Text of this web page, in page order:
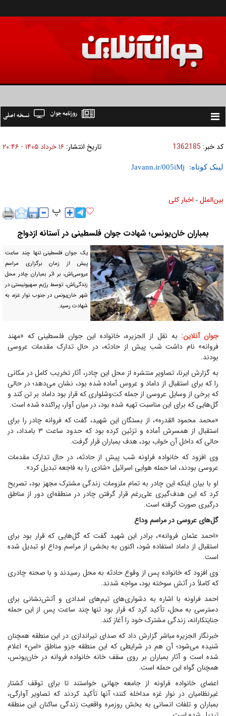
Toggle
نسخه اصلی روزنامه جوان
کد خبر: 1362185 تاریخ انتشار: ۱۶ خرداد ۱۴۰۵ - ۲۰:۴۶
لینک کوتاه:
بين‌الملل » اخبار كلی
بمباران خان‌یونس؛ شهادت جوان فلسطینی در آستانه ازدواج
یک جوان فلسطینی تنها چند ساعت
پیش از زمان برگزاری مراسم
عروسی‌اش، بر اثر بمباران چادر محل
زندگی‌اش، توسط رژیم صهیونیستی در
شهر خان‌یونس در جنوب نوار غزه، به
شهادت رسید.
جوان آنلاین: به نقل از الجزیره، خانواده این جوان فلسطینی که «مهند
فروانه» نام داشت شب پیش از حادثه، در حال تدارک مقدمات عروسی
بودند.
به گزارش ایرنا، تصاویر منتشره از محل این چادر، آثار تخریب کامل در مکانی
را که برای استقبال از داماد و عروس آماده شده بود، نشان می‌دهد؛ در حالی
که برخی از وسایل عروسی از جمله کت‌وشلواری که قرار بود داماد بر تن کند و
گل‌هایی که برای این مناسبت تهیه شده بود، در میان آوار، پراکنده شده است.
«محمد محمود القدره»، از بستگان این شهید، گفت که فروانه چادر را برای
استقبال از همسرش آماده و تزئین کرده بود که حدود ساعت ۳ بامداد، در
حالی که داخل آن خواب بود، هدف بمباران قرار گرفت.
وی افزود که خانواده فراونه شب پیش از حادثه، در حال تدارک مقدمات
عروسی بودند، اما حمله هوایی اسرائیل «شادی را به فاجعه تبدیل کرد».
او با بیان اینکه این چادر به تمام ملزومات زندگی مشترک مجهز بود، تصریح
کرد که این هدف‌گیری علی‌رغم قرار گرفتن چادر در منطقه‌ای دور از مناطق
درگیری صورت گرفته است.
گل‌های عروسی در مراسم وداع
«احمد عثمان فروانه»، برادر این شهید گفت که گل‌هایی که قرار بود برای
استقبال از داماد استفاده شود، اکنون به بخشی از مراسم وداع او تبدیل شده
است.
وی افزود که خانواده پس از وقوع حادثه به محل رسیدند و با صحنه چادری
که کاملاً در آتش سوخته بود، مواجه شدند.
احمد فراونه با اشاره به دشواری‌های تیم‌های امدادی و آتش‌نشانی برای
دسترسی به محل، تأکید کرد که قرار بود تنها چند ساعت پس از این حمله
جنایتکارانه، زندگی مشترک خود را آغاز کند.
خبرنگار الجزیره مباشر گزارش داد که صدای تیراندازی در این منطقه همچنان
شنیده می‌شود؛ آن هم در شرایطی که این منطقه جزو مناطق «امن» اعلام
شده است و آثار بمباران بر روی سقف خانه خانواده فروانه در خان‌یونس،
همچنان گواه این حمله است.
اعضای خانواده فراونه از جامعه جهانی خواستند تا برای توقف کشتار
غیرنظامیان در نوار غزه مداخله کنند؛ آنها تأکید کردند که تصاویر آوارگی،
بمباران و تلفات انسانی به بخش روزمره واقعیت زندگی ساکنان این منطقه